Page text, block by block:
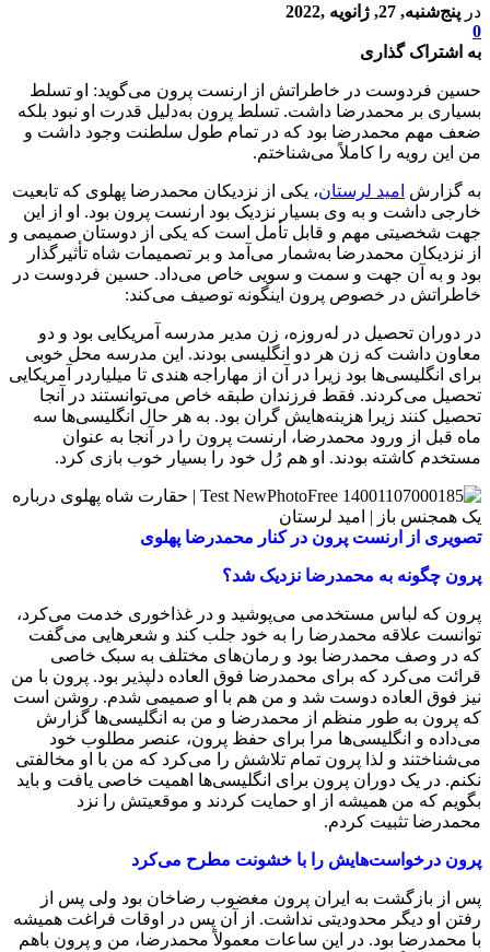
در پنج‌شنبه, 27, ژانویه ,2022
0
به اشتراک گذاری
حسین فردوست در خاطراتش از ارنست پرون می‌گوید: او تسلط
بسیاری بر محمدرضا داشت. تسلط پرون به‌دلیل قدرت او نبود بلکه
ضعف مهم محمدرضا بود که در تمام طول سلطنت وجود داشت و
من این رویه را کاملاً می‌شناختم.
به گزارش امید لرستان، یکی از نزدیکان محمدرضا پهلوی که تابعیت
خارجی داشت و به وی بسیار نزدیک بود ارنست پرون بود. او از این
جهت شخصیتی مهم و قابل تأمل است که یکی از دوستان صمیمی و
از نزدیکان محمدرضا به‌شمار می‌آمد و بر تصمیمات شاه تأثیرگذار
بود و به آن جهت و سمت و سویی خاص می‌داد. حسین فردوست در
خاطراتش در خصوص پرون اینگونه توصیف می‌کند:
در دوران تحصیل در له‌روزه، زن مدیر مدرسه آمریکایی بود و دو
معاون داشت که زن هر دو انگلیسی بودند. این مدرسه محل خوبی
برای انگلیسی‌ها بود زیرا در آن از مهاراجه هندی تا میلیاردر آمریکایی
تحصیل می‌کردند. فقط فرزندان طبقه خاص می‌توانستند در آنجا
تحصیل کنند زیرا هزینه‌هایش گران بود. به هر حال انگلیسی‌ها سه
ماه قبل از ورود محمدرضا، ارنست پرون را در آنجا به عنوان
مستخدم کاشته بودند. او هم رُل خود را بسیار خوب بازی کرد.
تصویری از ارنست پرون در کنار محمدرضا پهلوی
پرون چگونه به محمدرضا نزدیک شد؟
پرون که لباس مستخدمی می‌پوشید و در غذاخوری خدمت می‌کرد،
توانست علاقه محمدرضا را به خود جلب کند و شعرهایی می‌گفت
که در وصف محمدرضا بود و رمان‌های مختلف به سبک خاصی
قرائت می‌کرد که برای محمدرضا فوق العاده دلپذیر بود. پرون با من
نیز فوق العاده دوست شد و من هم با او صمیمی شدم. روشن است
که پرون به طور منظم از محمدرضا و من به انگلیسی‌ها گزارش
می‌داده و انگلیسی‌ها مرا برای حفظ پرون، عنصر مطلوب خود
می‌شناختند و لذا پرون تمام تلاشش را می‌کرد که من با او مخالفتی
نکنم. در یک دوران پرون برای انگلیسی‌ها اهمیت خاصی یافت و باید
بگویم که من همیشه از او حمایت کردند و موقعیتش را نزد
محمدرضا تثبیت کردم.
پرون درخواست‌هایش را با خشونت مطرح می‌کرد
پس از بازگشت به ایران پرون مغضوب رضاخان بود ولی پس از
رفتن او دیگر محدودیتی نداشت. از آن پس در اوقات فراغت همیشه
با محمدرضا بود. در این ساعات معمولاً محمدرضا، من و پرون باهم